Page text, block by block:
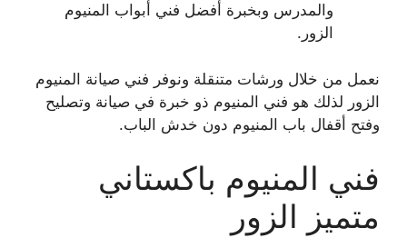
والمدرس وبخبرة أفضل فني أبواب المنيوم
الزور.
نعمل من خلال ورشات متنقلة ونوفر فني صيانة المنيوم
الزور لذلك هو فني المنيوم ذو خبرة في صيانة وتصليح
وفتح أقفال باب المنيوم دون خدش الباب.
فني المنيوم باكستاني
متميز الزور